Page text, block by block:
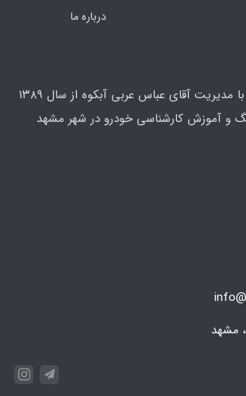
درباره ما
با مدیریت آقای عباس عربی آبکوه از سال ۱۳۸۹
و آموزش کارشناسی خودرو در شهر مشهد
مشهد